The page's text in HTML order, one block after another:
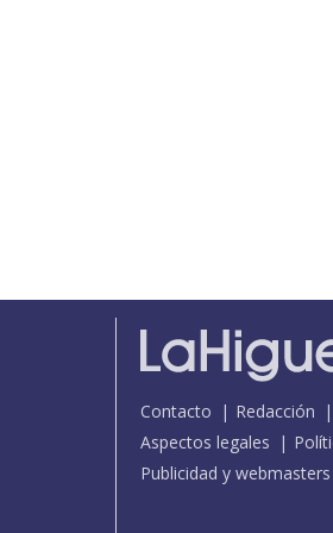
Contacto Redacción
Aspectos legales
Publicidad y webmasters